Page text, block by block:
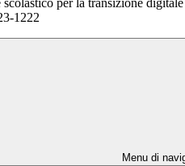
per la transizione
1222
Menu di